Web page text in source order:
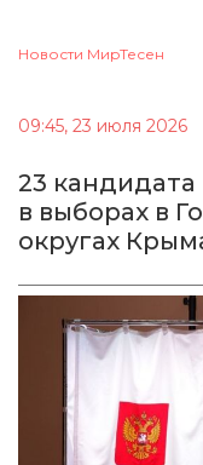
Новости МирТесен
09:45, 23 июля 2026
23 кандидата
в выборах в
округах